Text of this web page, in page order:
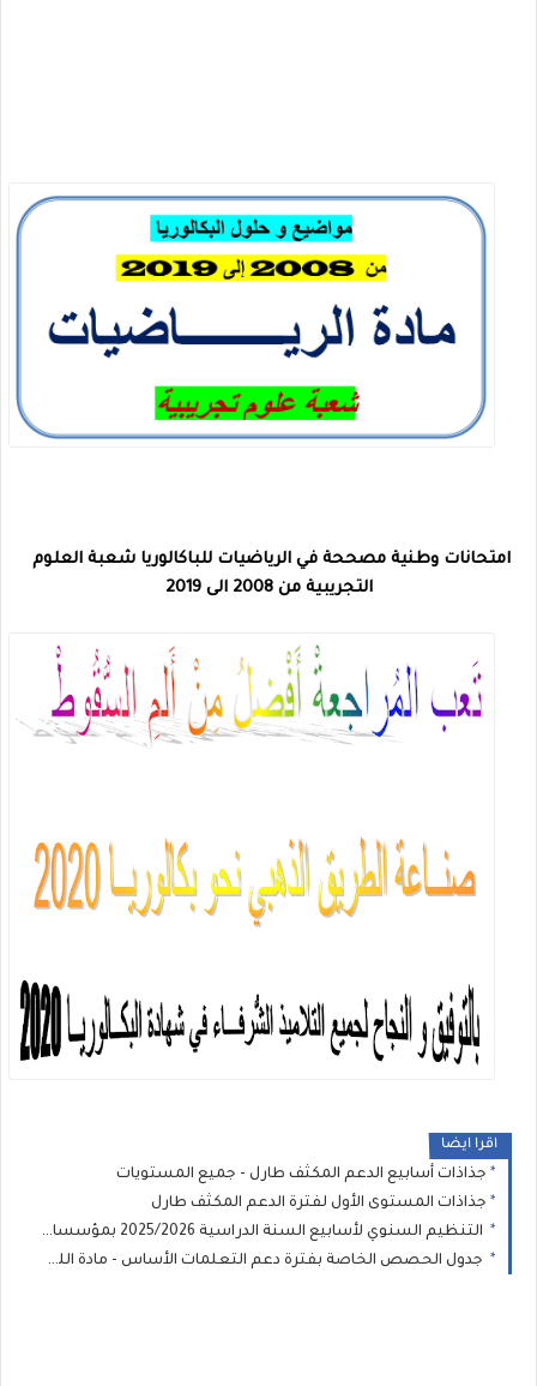
التجريبية من 2008 الى 2019
اقرا ايضا
جذاذات أسابيع الدعم المكثف طارل - جميع المستويات
جذاذات المستوى الأول لفترة الدعم المكثف طارل
التنظيم السنوي لأسابيع السنة الدراسية 2025/2026 بمؤسسات الريادة
جدول الحصص الخاصة بفترة دعم التعلمات الأساس - مادة اللغة الفرنسية للمستوى الخامس والسادس